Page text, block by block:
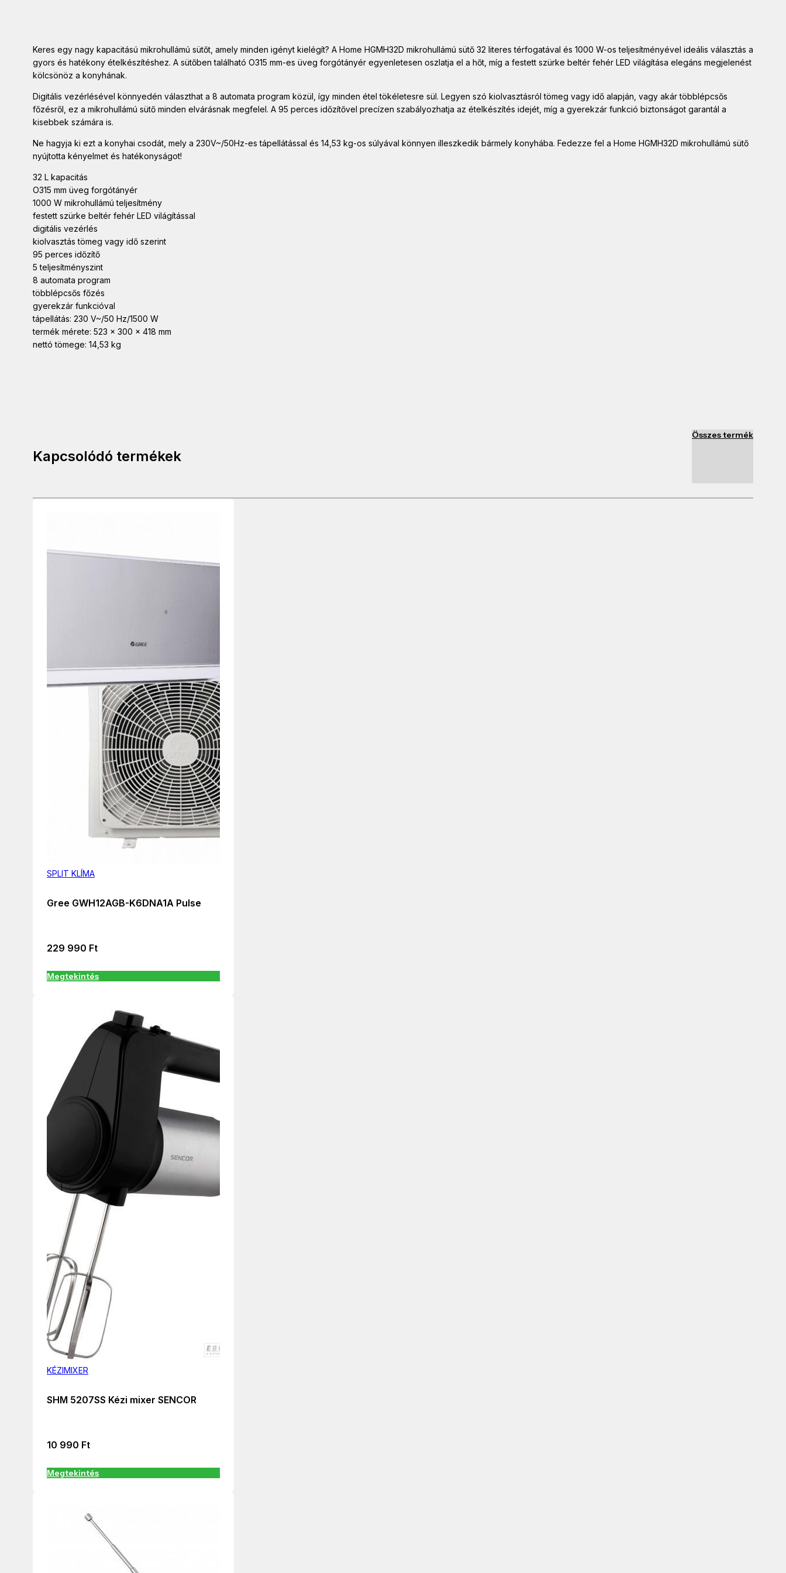
Keres egy nagy kapacitású mikrohullámú sütőt, amely minden igényt kielégít? A Home HGMH32D mikrohullámú sütő 32 literes térfogatával és 1000 W-os teljesítményével ideális választás a
gyors és hatékony ételkészítéshez. A sütőben található O315 mm-es üveg forgótányér egyenletesen oszlatja el a hőt, míg a festett szürke beltér fehér LED világítása elegáns megjelenést
kölcsönöz a konyhának.
Digitális vezérlésével könnyedén választhat a 8 automata program közül, így minden étel tökéletesre sül. Legyen szó kiolvasztásról tömeg vagy idő alapján, vagy akár többlépcsős
főzésről, ez a mikrohullámú sütő minden elvárásnak megfelel. A 95 perces időzítővel precízen szabályozhatja az ételkészítés idejét, míg a gyerekzár funkció biztonságot garantál a
kisebbek számára is.
Ne hagyja ki ezt a konyhai csodát, mely a 230V~/50Hz-es tápellátással és 14,53 kg-os súlyával könnyen illeszkedik bármely konyhába. Fedezze fel a Home HGMH32D mikrohullámú sütő
nyújtotta kényelmet és hatékonyságot!
32 L kapacitás
O315 mm üveg forgótányér
1000 W mikrohullámú teljesítmény
festett szürke beltér fehér LED világítással
digitális vezérlés
kiolvasztás tömeg vagy idő szerint
95 perces időzítő
5 teljesítményszint
8 automata program
többlépcsős főzés
gyerekzár funkcióval
tápellátás: 230 V~/50 Hz/1500 W
termék mérete: 523 x 300 x 418 mm
nettó tömege: 14,53 kg
Kapcsolódó termékek
Összes termék
SPLIT KLÍMA
Gree GWH12AGB-K6DNA1A Pulse
229 990 Ft
Megtekintés
KÉZIMIXER
SHM 5207SS Kézi mixer SENCOR
10 990 Ft
Megtekintés